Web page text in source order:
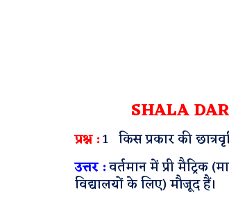
SHALA
प्रश्न :1 किस प्रकार की
उत्तर :वर्तमान में प्री मैट्रिक
विद्यालयों के लिए) मौजूद हैं।